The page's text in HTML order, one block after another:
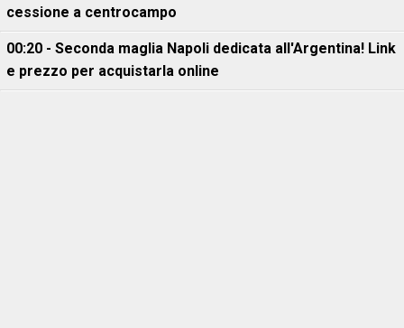
cessione a centrocampo
00:20 - Seconda maglia Napoli dedicata all'Argentina! Link
e prezzo per acquistarla online